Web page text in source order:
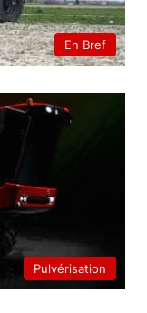
En Bref
Pulvérisation